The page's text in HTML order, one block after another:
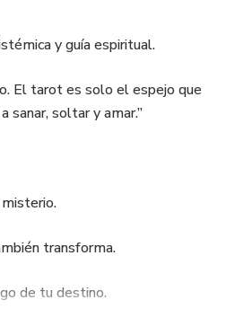
y guía espiritual.
El tarot es solo el espejo que
sanar, soltar y amar.”
transforma.
de tu destino.